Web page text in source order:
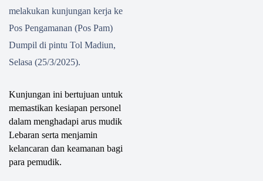
melakukan kunjungan kerja ke
Pos Pengamanan (Pos Pam)
Dumpil di pintu Tol Madiun,
Selasa (25/3/2025).
Kunjungan ini bertujuan untuk
memastikan kesiapan personel
dalam menghadapi arus mudik
Lebaran serta menjamin
kelancaran dan keamanan bagi
para pemudik.